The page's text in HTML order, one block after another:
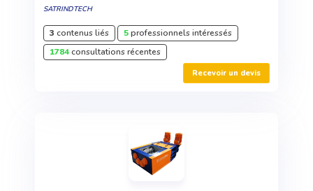
SATRINDTECH
3 contenus liés 5professionnels intéressés
1784consultations récentes
Recevoir un devis